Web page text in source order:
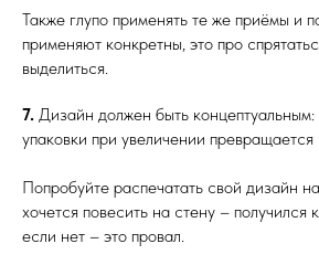
Также глупо применять те же приёмы и
применяют конкретны, это про
выделиться.
7. Дизайн должен быть
упаковки при увеличении превращается
Попробуйте распечатать свой дизайн
хочется повесить на стену – получился
если нет – это провал.